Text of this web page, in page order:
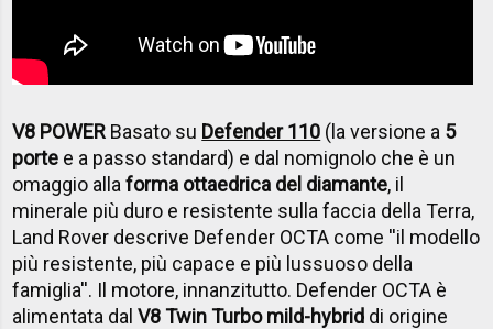
V8 POWER Basato su Defender 110 (la versione a 5
porte e a passo standard) e dal nomignolo che è un
omaggio allaforma ottaedrica del diamante, il
minerale più duro e resistente sulla faccia della Terra,
Land Rover descrive Defender OCTA come ''il modello
più resistente, più capace e più lussuoso della
famiglia''. Il motore, innanzitutto. Defender OCTA è
alimentata dalV8 Twin Turbo mild-hybrid di origine